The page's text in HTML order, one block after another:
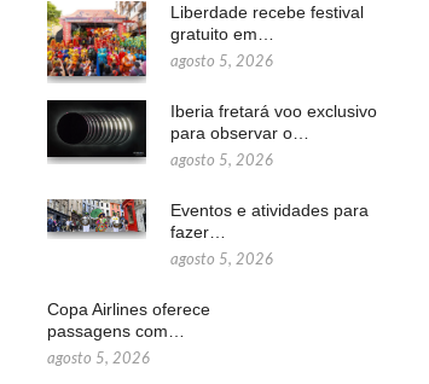
Liberdade recebe festival
gratuito em…
agosto 5, 2026
Iberia fretará voo exclusivo
para observar o…
agosto 5, 2026
Eventos e atividades para
fazer…
agosto 5, 2026
Copa Airlines oferece
passagens com…
agosto 5, 2026